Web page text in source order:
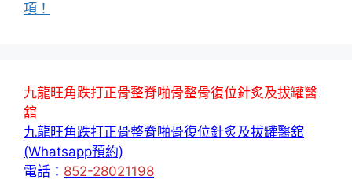
項！
九龍旺角跌打正骨整脊啪骨整骨復位針炙及拔罐醫
舘
九龍旺角跌打正骨整脊啪骨復位針炙及拔罐醫舘
(Whatsapp預約)
電話： 852-28021198